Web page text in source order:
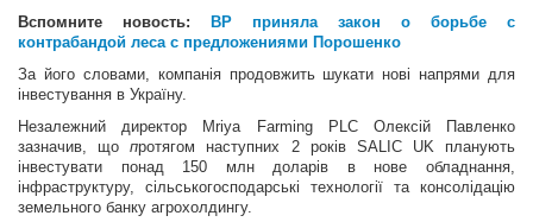
Вспомните новость: ВР приняла закон о борьбе с
контрабандой леса с предложениями Порошенко
За його словами, компанія продовжить шукати нові напрями для
інвестування в Україну.
Незалежний директор Mriya
Farming PLC Олексій Павленко
зазначив, що протягом наступних 2 років SALIC UK планують
інвестувати понад 150 млн доларів в нове обладнання,
інфраструктуру, сільськогосподарські технології та консолідацію
земельного банку агрохолдингу.